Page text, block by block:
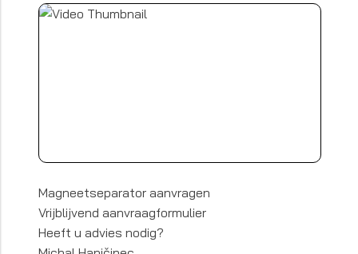
Magneetseparator aanvragen
Vrijblijvend aanvraagformulier
Heeft u advies nodig?